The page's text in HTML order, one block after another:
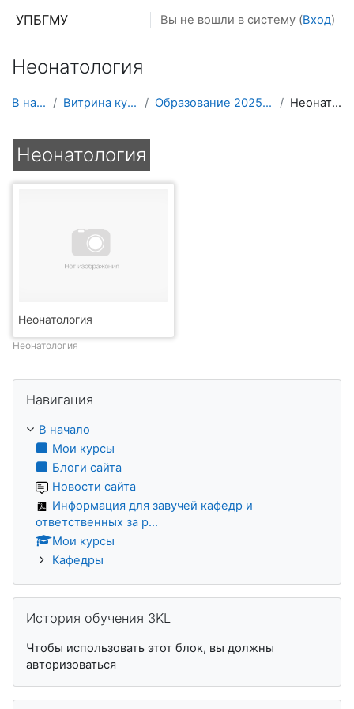
УПБГМУ Вы не вошли в систему (Вход)
Неонатология
В начало Витрина курсов 3KL Образование 2025-2026 уч.год Неонатология
Неонатология
Неонатология
Неонатология
Навигация
В начало
Мои курсы
Блоги сайта
Новости сайта
Информация для завучей кафедр и
ответственных за р...
Мои курсы
Кафедры
История обучения 3KL
Чтобы использовать этот блок, вы должны
авторизоваться